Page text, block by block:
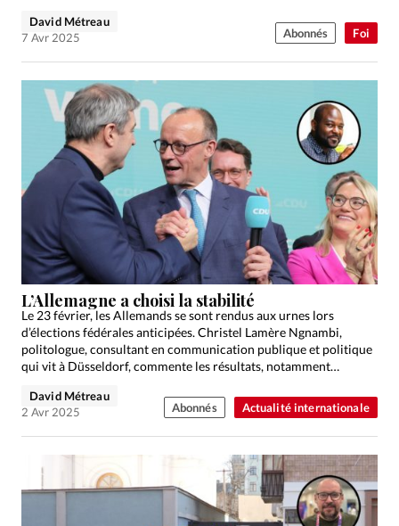
Foi
David Métreau
7 Avr 2025
Abonnés
Actualité internationale
L’Allemagne a choisi la stabilité
Le 23 février, les Allemands se sont rendus aux urnes lors
d’élections fédérales anticipées. Christel Lamère Ngnambi,
politologue, consultant en communication publique et politique
qui vit à Düsseldorf, commente les résultats, notamment
David Métreau
2 Avr 2025
Abonnés